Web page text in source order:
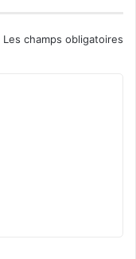
Les champs obligatoires